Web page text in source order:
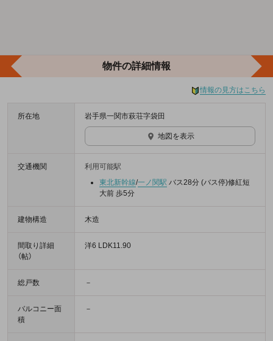
物件の詳細情報
情報の見方はこちら
所在地 岩手県一関市萩荘字袋田
地図を表示
交通機関
利用可能駅
東北新幹線/一ノ関駅 バス28分 (バス停)修紅短
大前 歩5分
建物構造 木造
間取り詳細
（帖）
洋6 LDK11.90
総戸数 －
バルコニー面
積
－